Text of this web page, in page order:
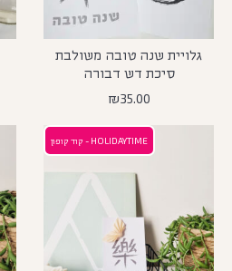
גלויית שנה טובה משולבת
סיכת דש דבורה
₪35.00
HOLIDAYTIME - קוד קופון